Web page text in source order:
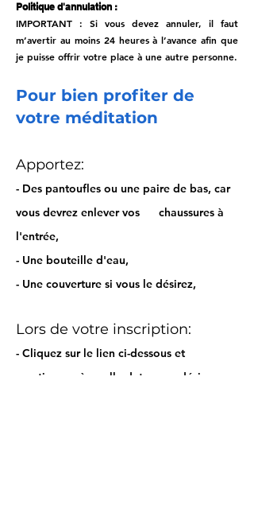
Politique d'annulation :
IMPORTANT : Si vous devez annuler, il faut
m’avertir au moins 24 heures à l’avance afin que
je puisse offrir votre place à une autre personne.
Pour bien profiter de
votre méditation
Apportez:
- Des pantoufles ou une paire de bas, car
vous devrez enlever vos chaussures à
l'entrée,
- Une bouteille d'eau,
- Une couverture si vous le désirez,
Lors de votre inscription:
- Cliquez sur le lien ci-dessous et
mentionnez à
quelle date
vous désirez